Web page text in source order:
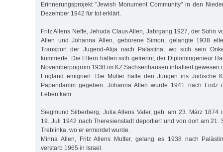
Erinnerungsprojekt "Jewish Monument Community" in den
Dezember 1942 für tot erklärt.
Fritz Allens Neffe, Jehuda Claus Allen, Jahrgang 1927, der Sohn
Allen und Johanna Allen, geborene Simon, gelangte 1938
Transport der Jugend-Alija nach Palästina, wo sich sein
kümmerte. Die Eltern hatten sich getrennt, der Diplomingenieur
Novemberpogrom 1938 im KZ Sachsenhausen inhaftiert gewesen
England emigriert. Die Mutter hatte den Jungen ins Jüdische
Papendamm gegeben. Johanna Allen wurde 1941 nach Lodz
Leben kam.
Siegmund Silberberg, Julia Allens Vater, geb. am 23. März 1874
19. Juli 1942 nach Theresienstadt deportiert und von dort am 21.
Treblinka, wo er ermordet wurde.
Minna Allen, Fritz Allens Mutter, gelang es 1938 nach
verstarb 1965 in Israel.